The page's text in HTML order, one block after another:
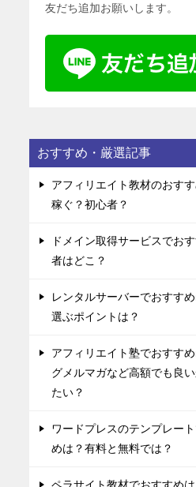
友だち追加お願いします。
おすすめ・厳選記事
アフィリエイト教材のおすす
稼ぐ？初心者？
ドメイン取得サービスでお
者はどこ？
レンタルサーバーでおすす
選ぶポイントは？
アフィリエイト塾でおすす
グメルマガなど高額でも良
たい？
ワードプレスのテンプレー
めは？有料と無料では？
ペラサイト教材でおすすめ